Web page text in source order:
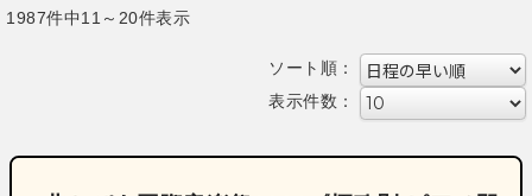
1987件中11～20件表示
ソート順：
表示件数：